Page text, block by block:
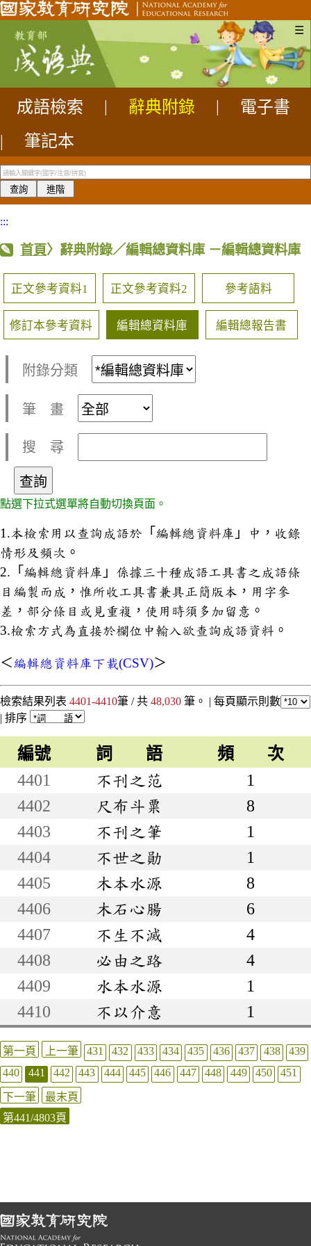
☰
成語檢索 辭典附錄
電子書
|
筆記本
:::
首頁〉辭典附錄／編輯總資料庫 －編輯總資料庫
正文參考資料1 正文參考資料2 參考語料
修訂本參考資料 編輯總資料庫 編輯總報告書
附錄分類
筆 畫
搜 尋
點選下拉式選單將自動切換頁面。
1.本檢索用以查詢成語於「編輯總資料庫」中，收錄
情形及頻次。
2.「編輯總資料庫」係據三十種成語工具書之成語條
目編製而成，惟所收工具書兼具正簡版本，用字參
差，部分條目或見重複，使用時須多加留意。
3.檢索方式為直接於欄位中輸入欲查詢成語資料。
＜編輯總資料庫下載(CSV)＞
檢索結果列表 4401-4410筆 / 共 48,030 筆。 | 每頁顯示則數
| 排序
編號 詞 語
頻 次
4401
不刊之范
1
4402
尺布斗粟
8
4403
不刊之筆
1
4404
不世之勛
1
4405
木本水源
8
4406
木石心腸
6
4407
不生不滅
4
4408
必由之路
4
4409
水本水源
1
4410
不以介意 1
第一頁 上一筆 431 432 433 434 435 436 437 438
439
440
441 442 443 444 445 446 447 448 449 450 451
下一筆
最末頁
第441/4803頁